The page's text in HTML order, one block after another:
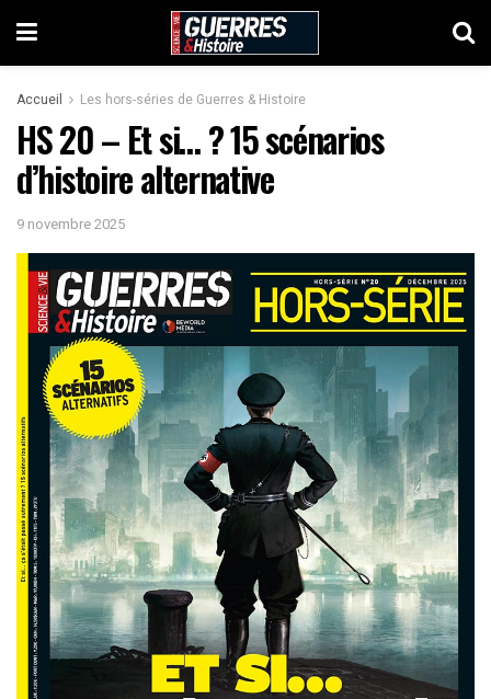
Accueil Les hors-séries de Guerres & Histoire
HS 20 – Et si… ? 15 scénarios
d’histoire alternative
9 novembre 2025